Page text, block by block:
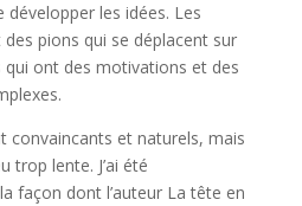
les idées. Les
pions qui se déplacent sur
qui ont des motivations et des
convaincants et naturels, mais
trop lente. J’ai été
façon dont l’auteur La tête en